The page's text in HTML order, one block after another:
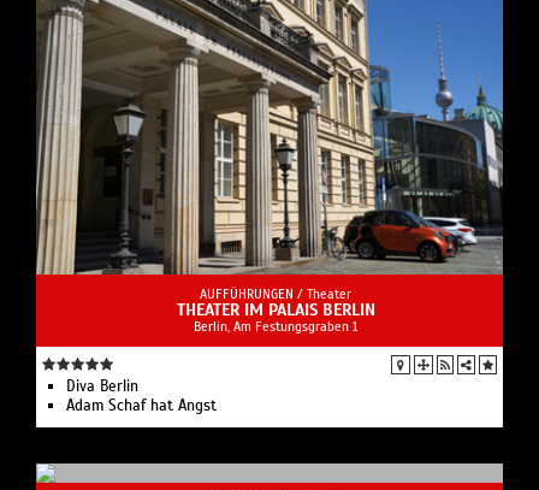
AUFFÜHRUNGEN / Theater
THEATER IM PALAIS BERLIN
Berlin, Am Festungsgraben 1
Diva Berlin
Adam Schaf hat Angst